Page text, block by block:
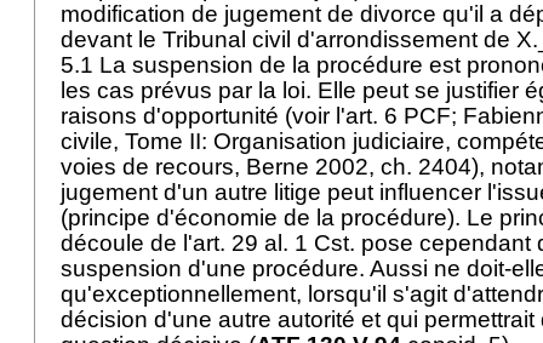
modification de jugement de divorce qu'il a
devant le Tribunal civil d'arrondissement de
5.1 La suspension de la procédure est
les cas prévus par la loi. Elle peut se justifier
raisons d'opportunité (voir l'art. 6 PCF;
civile, Tome II: Organisation judiciaire,
voies de recours, Berne 2002, ch. 2404),
jugement d'un autre litige peut influencer
(principe d'économie de la procédure). Le
découle de l'art. 29 al. 1 Cst. pose cependant
suspension d'une procédure. Aussi ne doit-
qu'exceptionnellement, lorsqu'il s'agit
décision d'une autre autorité et qui